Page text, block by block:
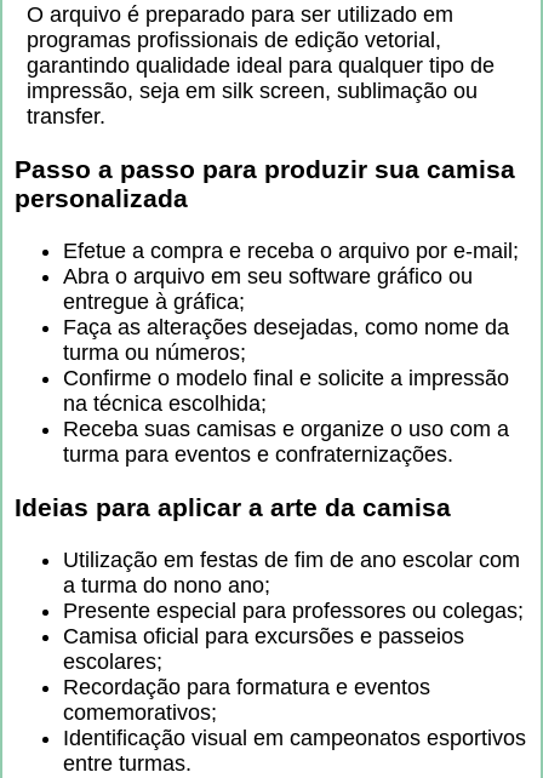
O arquivo é preparado para ser utilizado em
programas profissionais de edição vetorial,
garantindo qualidade ideal para qualquer tipo de
impressão, seja em silk screen, sublimação ou
transfer.
Passo a passo para produzir sua camisa
personalizada
Efetue a compra e receba o arquivo por e-mail;
Abra o arquivo em seu software gráfico ou
entregue à gráfica;
Faça as alterações desejadas, como nome da
turma ou números;
Confirme o modelo final e solicite a impressão
na técnica escolhida;
Receba suas camisas e organize o uso com a
turma para eventos e confraternizações.
Ideias para aplicar a arte da camisa
Utilização em festas de fim de ano escolar com
a turma do nono ano;
Presente especial para professores ou colegas;
Camisa oficial para excursões e passeios
escolares;
Recordação para formatura e eventos
comemorativos;
Identificação visual em campeonatos esportivos
entre turmas.